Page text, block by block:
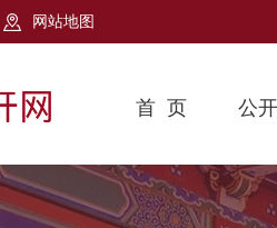
网站地图
首 页 公